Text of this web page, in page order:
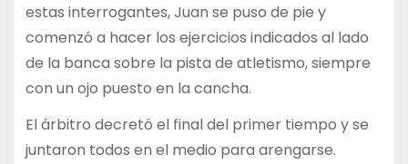
estas interrogantes, Juan se puso de pie y
comenzó a hacer los ejercicios indicados al lado
de la banca sobre la pista de atletismo, siempre
con un ojo puesto en la cancha.
El árbitro decretó el final del primer tiempo y se
juntaron todos en el medio para arengarse.